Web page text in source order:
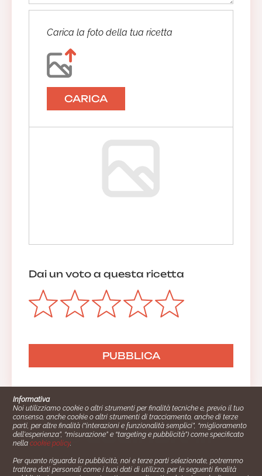
Carica la foto della tua ricetta
CARICA
Dai un voto a questa ricetta
Cucinare.it è un marchio commerciale di Impiego24.it s.r.l.
Informativa
Noi utilizziamo cookie o altri strumenti per finalità tecniche e, previo il tuo
consenso, anche cookie o altri strumenti di tracciamento, anche di terze
parti, per altre finalità (“interazioni e funzionalità semplici”, “miglioramento
dell'esperienza”, “misurazione” e “targeting e pubblicità”) come specificato
nellacookie policy.
Per quanto riguarda la pubblicità, noi e terze parti selezionate, potremmo
trattare dati personali come i tuoi dati di utilizzo, per le seguenti finalità